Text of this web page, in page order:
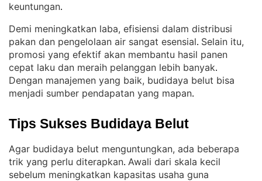
keuntungan.
Demi meningkatkan laba, efisiensi dalam distribusi
pakan dan pengelolaan air sangat esensial. Selain itu,
promosi yang efektif akan membantu hasil panen
cepat laku dan meraih pelanggan lebih banyak
Dengan manajemen yang baik, budidaya belut bisa
menjadi sumber pendapatan yang mapan.
Tips Sukses Budidaya Belut
Agar budidaya belut menguntungkan, ada beberapa
trik yang perlu diterapkan. Awali dari skala kecil
sebelum meningkatkan kapasitas usaha guna